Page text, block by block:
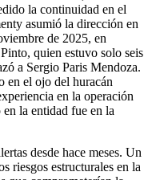
la continuidad en el
asumió la dirección en
de 2025, en
quien estuvo solo seis
a Sergio Paris Mendoza.
en el ojo del huracán
en la operación
la entidad fue en la
desde hace meses. Un
riesgos estructurales en la